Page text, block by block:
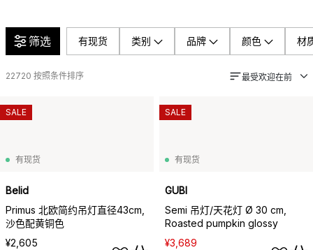
筛选 有现货 类别 品牌 颜色 材
22720 按照条件排序 最受欢迎在前
有现货
Belid
Primus 北欧简约吊灯直径43cm,
沙色配黄铜色
¥2,605
SALE
有现货
GUBI
Semi 吊灯/天花灯 Ø 30 cm,
Roasted pumpkin glossy
¥3,689
SALE